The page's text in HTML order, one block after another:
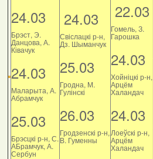
24.03
Брэст, Э.
Данцова, А.
Ківачук
24.03
Маларыта, А.
Абрамчук
25.03
Брэсцкі р-н, С.
АБрамчук, А.
Сербун
24.03
Свіслацкі р-н,
Дз. Шыманчук
25.03
Гродна, М.
Гулінскі
26.03
Гродзенскі р-н,
В. Гуменны
22.03
Гомель, З.
Гарошка
24.03
Хойніцкі р-н,
Арцём
Халандач
24.03
Лоеўскі р-н,
Арцём
Халандач